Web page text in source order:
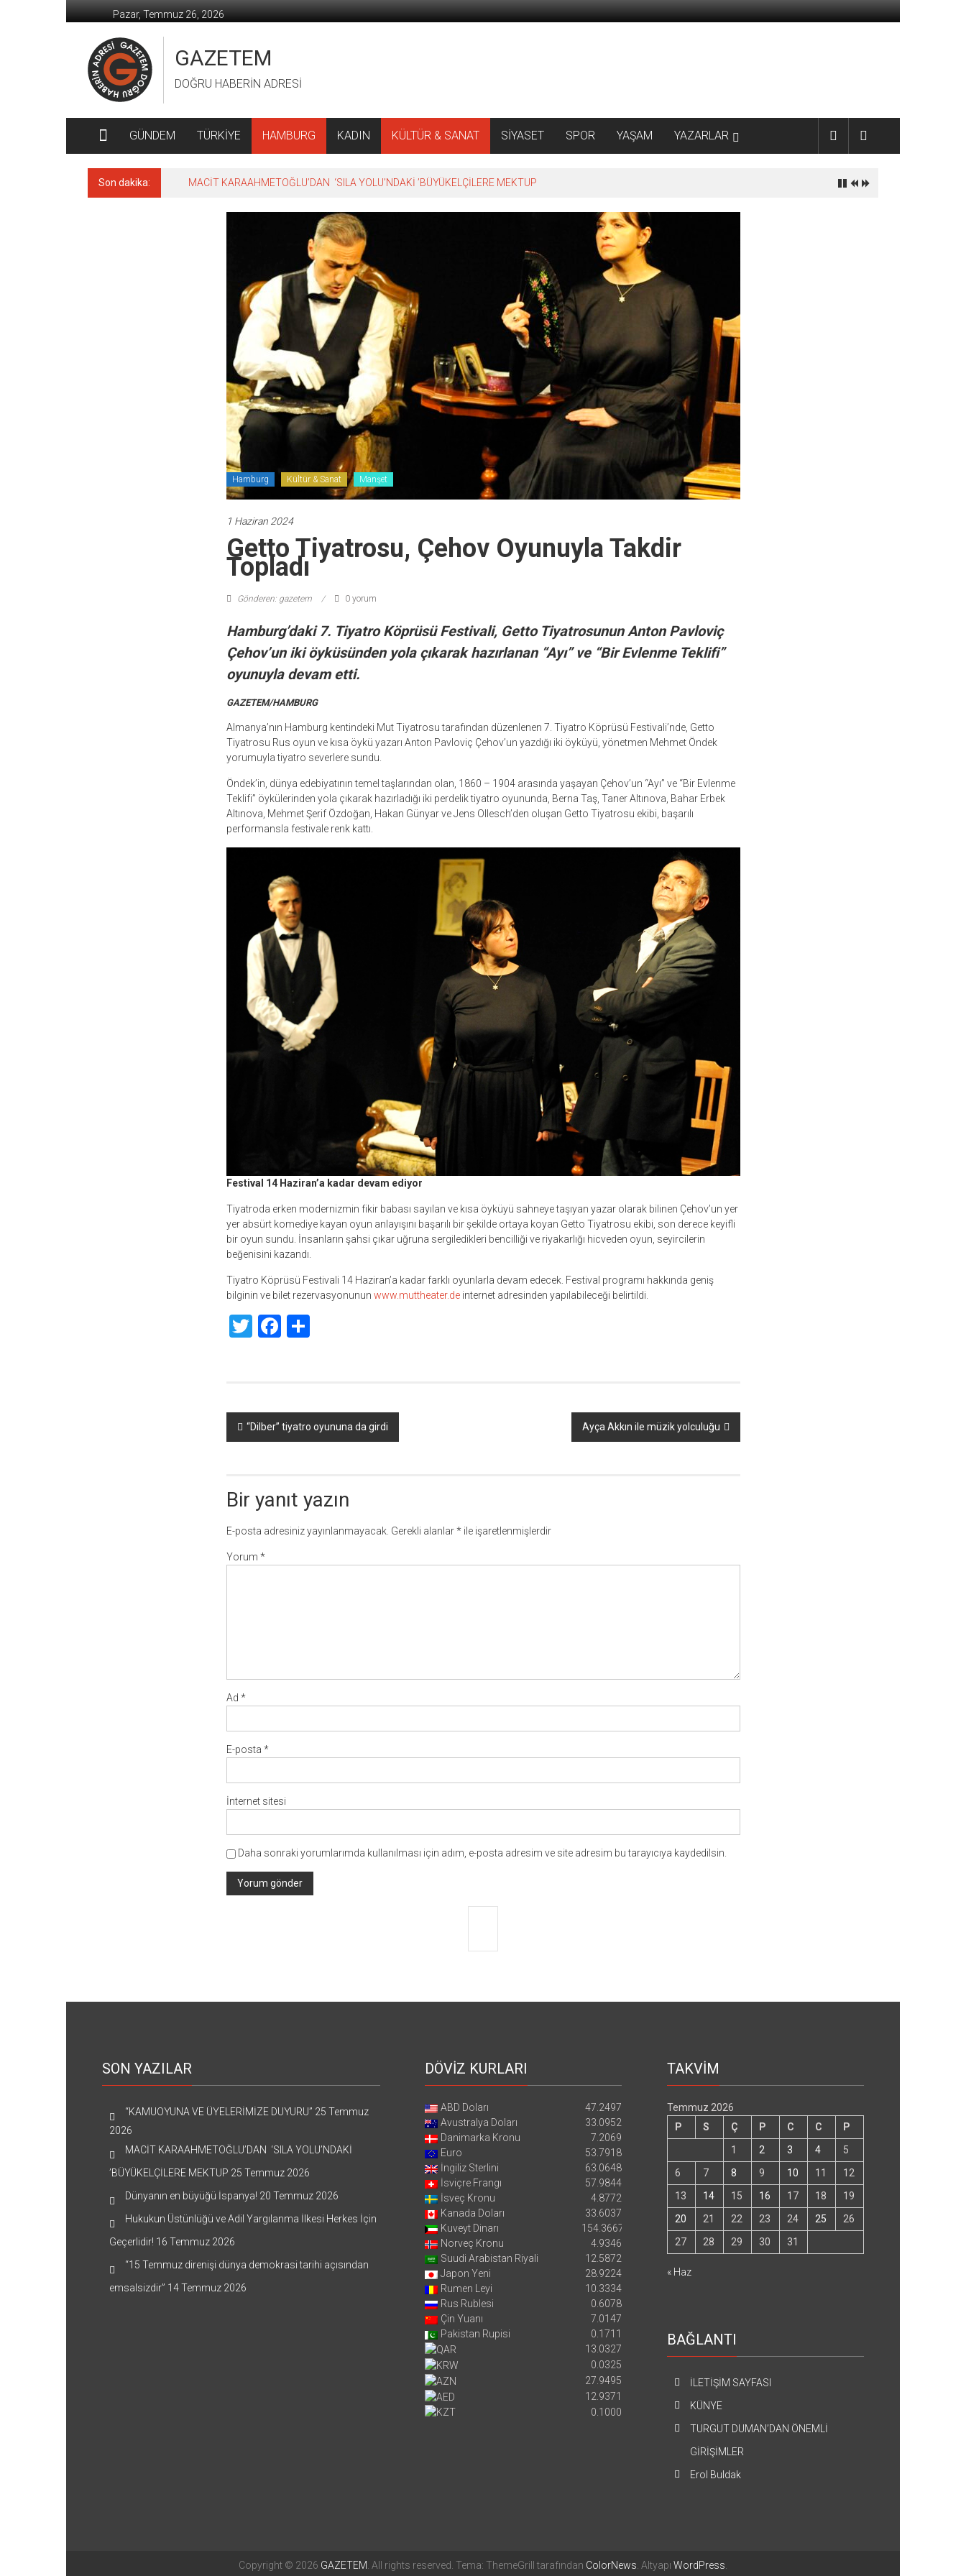
geç
Pazar, Temmuz 26, 2026
GAZETEM
DOĞRU HABERİN ADRESİ
GÜNDEM TÜRKİYE HAMBURG KADIN KÜLTÜR & SANAT SİYASET SPOR YAŞAM YAZARLAR
Son dakika: MACİT KARAAHMETOĞLU’DAN ‘SILA YOLU’NDAKİ ’BÜYÜKELÇİLERE MEKTUP
Hamburg Kültür & Sanat Manşet
1 Haziran 2024
Getto Tiyatrosu, Çehov Oyunuyla Takdir
Topladı
Gönderen: gazetem 0 yorum
Hamburg’daki 7. Tiyatro Köprüsü Festivali, Getto Tiyatrosunun Anton Pavloviç
Çehov’un iki öyküsünden yola çıkarak hazırlanan “Ayı” ve “Bir Evlenme Teklifi”
oyunuyla devam etti.
GAZETEM/HAMBURG
Almanya’nın Hamburg kentindeki Mut Tiyatrosu tarafından düzenlenen 7. Tiyatro Köprüsü Festivali’nde, Getto
Tiyatrosu Rus oyun ve kısa öykü yazarı Anton Pavloviç Çehov’un yazdığı iki öyküyü, yönetmen Mehmet Öndek
yorumuyla tiyatro severlere sundu.
Öndek’in, dünya edebiyatının temel taşlarından olan, 1860 – 1904 arasında yaşayan Çehov’un “Ayı” ve “Bir Evlenme
Teklifi” öykülerinden yola çıkarak hazırladığı iki perdelik tiyatro oyununda, Berna Taş, Taner Altınova, Bahar Erbek
Altınova, Mehmet Şerif Özdoğan, Hakan Günyar ve Jens Ollesch’den oluşan Getto Tiyatrosu ekibi, başarılı
performansla festivale renk kattı.
Festival 14 Haziran’a kadar devam ediyor
Tiyatroda erken modernizmin fikir babası sayılan ve kısa öyküyü sahneye taşıyan yazar olarak bilinen Çehov’un yer
yer absürt komediye kayan oyun anlayışını başarılı bir şekilde ortaya koyan Getto Tiyatrosu ekibi, son derece keyifli
bir oyun sundu. İnsanların şahsi çıkar uğruna sergiledikleri bencilliği ve riyakarlığı hicveden oyun, seyircilerin
beğenisini kazandı.
Tiyatro Köprüsü Festivali 14 Haziran’a kadar farklı oyunlarla devam edecek. Festival programı hakkında geniş
bilginin ve bilet rezervasyonunun www.muttheater.deinternet adresinden yapılabileceği belirtildi.
TwitterFacebook
Yazı
“Dilber” tiyatro oyununa da girdi Ayça Akkın ile müzik yolculuğu
Bir yanıt yazın
E-posta adresiniz yayınlanmayacak. Gerekli alanlar*ile işaretlenmişlerdir
Yorum *
Ad *
E-posta *
İnternet sitesi
Daha sonraki yorumlarımda kullanılması için adım, e-posta adresim ve site adresim bu tarayıcıya kaydedilsin.
SON YAZILAR
“KAMUOYUNA VE ÜYELERİMİZE DUYURU” 25 Temmuz
2026
MACİT KARAAHMETOĞLU’DAN ‘SILA YOLU’NDAKİ
’BÜYÜKELÇİLERE MEKTUP 25 Temmuz 2026
Dünyanın en büyüğü İspanya! 20 Temmuz 2026
Hukukun Üstünlüğü ve Adil Yargılanma İlkesi Herkes İçin
Geçerlidir! 16 Temmuz 2026
“15 Temmuz direnişi dünya demokrasi tarihi açısından
emsalsizdir” 14 Temmuz 2026
DÖVİZ KURLARI
ABD Doları
47.2497
Avustralya Doları
33.0952
Danimarka Kronu
7.2069
Euro
53.7918
İngiliz Sterlini
63.0648
İsviçre Frangı
57.9844
İsveç Kronu
4.8772
Kanada Doları
33.6037
Kuveyt Dinarı
154.3667
Norveç Kronu
4.9346
Suudi Arabistan Riyali
12.5872
Japon Yeni
28.9224
Rumen Leyi
10.3334
Rus Rublesi
0.6078
Çin Yuanı
7.0147
Pakistan Rupisi
0.1711
13.0327
0.0325
27.9495
12.9371
0.1000
TAKVİM
Temmuz 2026
P
S Ç P C C
P
1
2 3 4
5
6
7 8 9 10 11
12
13
14 15 16 17 18
19
20
21 22 23 24 25
26
27
28 29 30 31
« Haz
BAĞLANTI
İLETİŞİM SAYFASI
KÜNYE
TURGUT DUMAN’DAN ÖNEMLİ
GİRİŞİMLER
Erol Buldak
Copyright © 2026 GAZETEM. All rights reserved. Tema: ThemeGrill tarafından ColorNews. Altyapı WordPress.